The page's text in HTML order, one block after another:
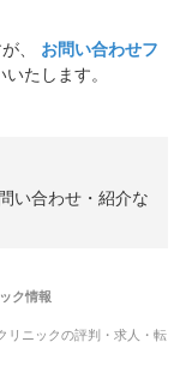
、
お問い合わせフ
たします。
い合わせ・紹介な
ク情報
リニックの評判・求人・転